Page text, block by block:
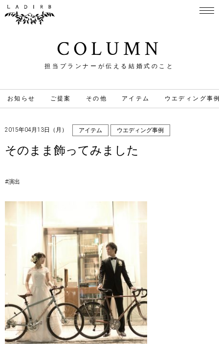
COLUMN
担当プランナーが伝える結婚式のこと
お知らせ ご提案 その他 アイテム ウエディング事
2015年04月13日（月） アイテム ウエディング事例
そのまま飾ってみました
#演出